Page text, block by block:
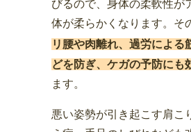
びるので、身体の柔軟性が
体が柔らかくなります。そ
リ腰や肉離れ、過労による
どを防ぎ、ケガの予防にも
ます。
悪い姿勢が引き起こす肩こ